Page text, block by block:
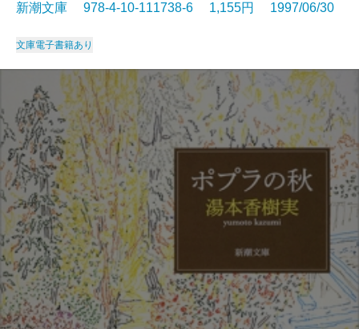
新潮文庫 978-4-10-111738-6 1,155円 1997/06/30
文庫電子書籍あり